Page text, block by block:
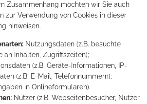
Zusammenhang möchten wir Sie auch
zur Verwendung von Cookies in dieser
hinweisen.
Nutzungsdaten (z.B. besuchte
an Inhalten, Zugriffszeiten);
(z.B. Geräte-Informationen, IP-
(z.B. E-Mail, Telefonnummern);
in Onlineformularen).
Nutzer (z.B. Webseitenbesucher, Nutzer